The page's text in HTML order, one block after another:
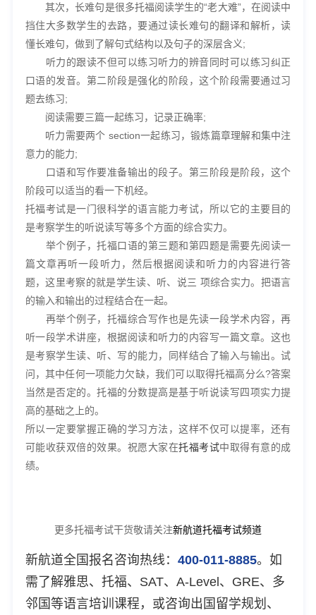
其次，长难句是很多托福阅读学生的“老大难”，在阅读中
挡住大多数学生的去路，要通过读长难句的翻译和解析，读
懂长难句，做到了解句式结构以及句子的深层含义;
听力的跟读不但可以练习听力的辨音同时可以练习纠正
口语的发音。第二阶段是强化的阶段，这个阶段需要通过习
题去练习;
阅读需要三篇一起练习，记录正确率;
听力需要两个 section一起练习，锻炼篇章理解和集中注
意力的能力;
口语和写作要准备输出的段子。第三阶段是阶段，这个
阶段可以适当的看一下机经。
托福考试是一门很科学的语言能力考试，所以它的主要目的
是考察学生的听说读写等多个方面的综合实力。
举个例子，托福口语的第三题和第四题是需要先阅读一
篇文章再听一段听力，然后根据阅读和听力的内容进行答
题，这里考察的就是学生读、听、说三 项综合实力。把语言
的输入和输出的过程结合在一起。
再举个例子，托福综合写作也是先读一段学术内容，再
听一段学术讲座，根据阅读和听力的内容写一篇文章。这也
是考察学生读、听、写的能力，同样结合了输入与输出。试
问，其中任何一项能力欠缺，我们可以取得托福高分么?答案
当然是否定的。托福的分数提高是基于听说读写四项实力提
高的基础之上的。
所以一定要掌握正确的学习方法，这样不仅可以提率，还有
可能收获双倍的效果。祝愿大家在托福考试中取得有意的成
绩。
更多托福考试干货敬请关注新航道托福考试频道
新航道全国报名咨询热线： 400-011-8885。如
需了解雅思、托福、SAT、A-Level、GRE、多
邻国等语言培训课程，或咨询出国留学规划、